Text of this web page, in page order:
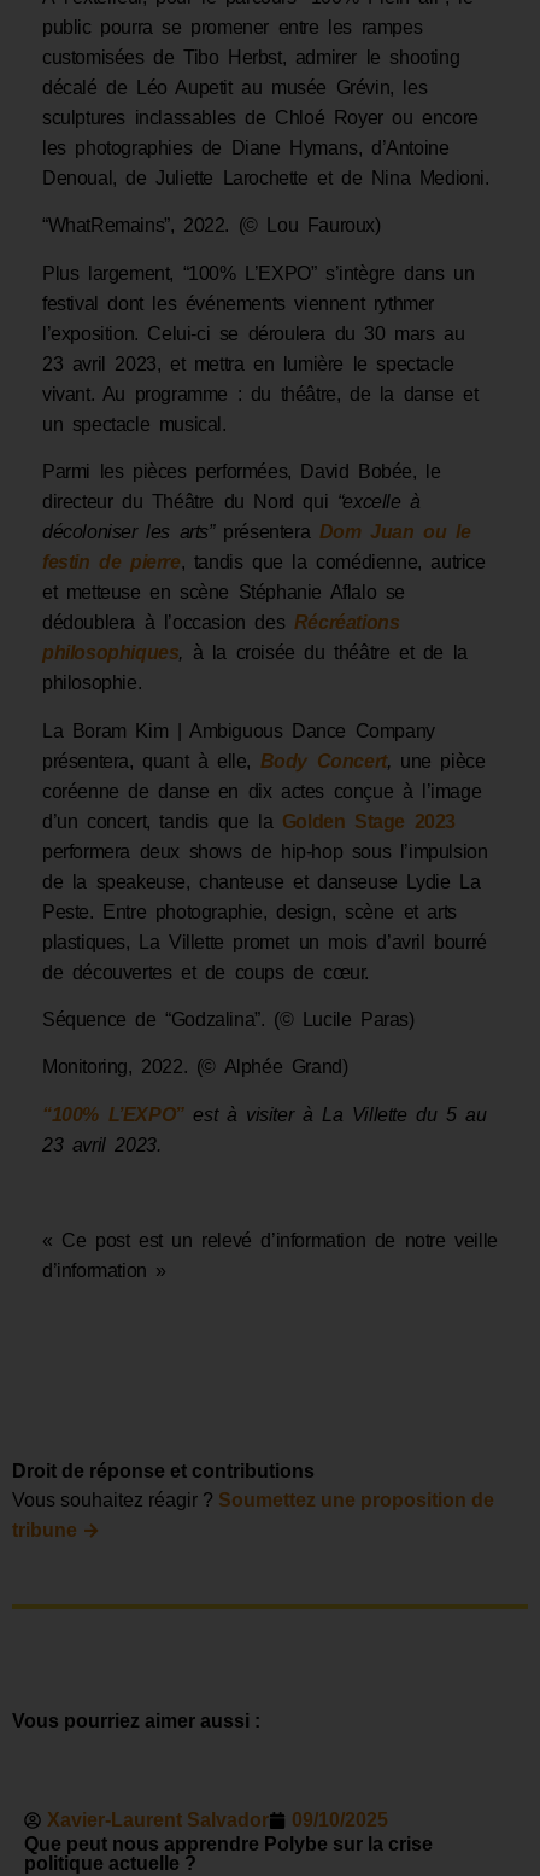
public pourra se promener entre les rampes
customisées de Tibo Herbst, admirer le shooting
décalé de Léo Aupetit au musée Grévin, les
sculptures inclassables de Chloé Royer ou encore
les photographies de Diane Hymans, d’Antoine
Denoual, de Juliette Larochette et de Nina Medioni.
“WhatRemains”, 2022. (© Lou Fauroux)
Plus largement, “100% L’EXPO” s’intègre dans un
festival dont les événements viennent rythmer
l’exposition. Celui-ci se déroulera du 30 mars au
23 avril 2023, et mettra en lumière le spectacle
vivant. Au programme : du théâtre, de la danse et
un spectacle musical.
Parmi les pièces performées, David Bobée, le
directeur du Théâtre du Nord qui “excelle à
décoloniser les arts”présentera Dom Juan ou le
festin de pierre, tandis que la comédienne, autrice
et metteuse en scène Stéphanie Aflalo se
dédoublera à l’occasion des Récréations
philosophiques, à la croisée du théâtre et de la
philosophie.
La Boram Kim | Ambiguous Dance Company
présentera, quant à elle, Body Concert, une pièce
coréenne de danse en dix actes conçue à l’image
d’un concert, tandis que la Golden Stage 2023
performera deux shows de hip-hop sous l’impulsion
de la speakeuse, chanteuse et danseuse Lydie La
Peste. Entre photographie, design, scène et arts
plastiques, La Villette promet un mois d’avril bourré
de découvertes et de coups de cœur.
Séquence de “Godzalina”. (© Lucile Paras)
Monitoring, 2022. (© Alphée Grand)
“100% L’EXPO”est à visiter à La Villette du 5 au
23 avril 2023.
« Ce post est un relevé d’information de notre veille
d’information »
Droit de réponse et contributions
Vous souhaitez réagir ? Soumettez une proposition de
tribune →
Vous pourriez aimer aussi :
Xavier-Laurent Salvador
09/10/2025
Que peut nous apprendre Polybe sur la crise
politique actuelle ?